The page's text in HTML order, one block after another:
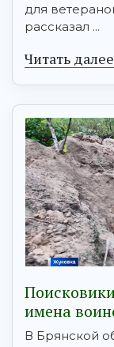
для
рассказал ...
Читать далее
имена
В Брянской